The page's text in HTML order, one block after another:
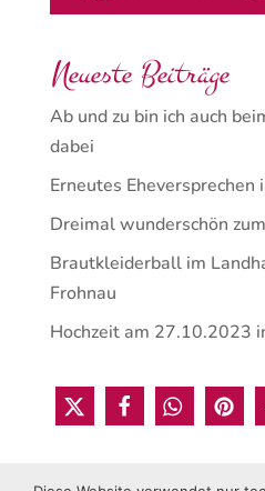
Neueste Beiträge
Ab und zu bin ich auch
dabei
Erneutes
Dreimal wunderschön
Brautkleiderball im
Frohnau
Hochzeit am 27.10.2023